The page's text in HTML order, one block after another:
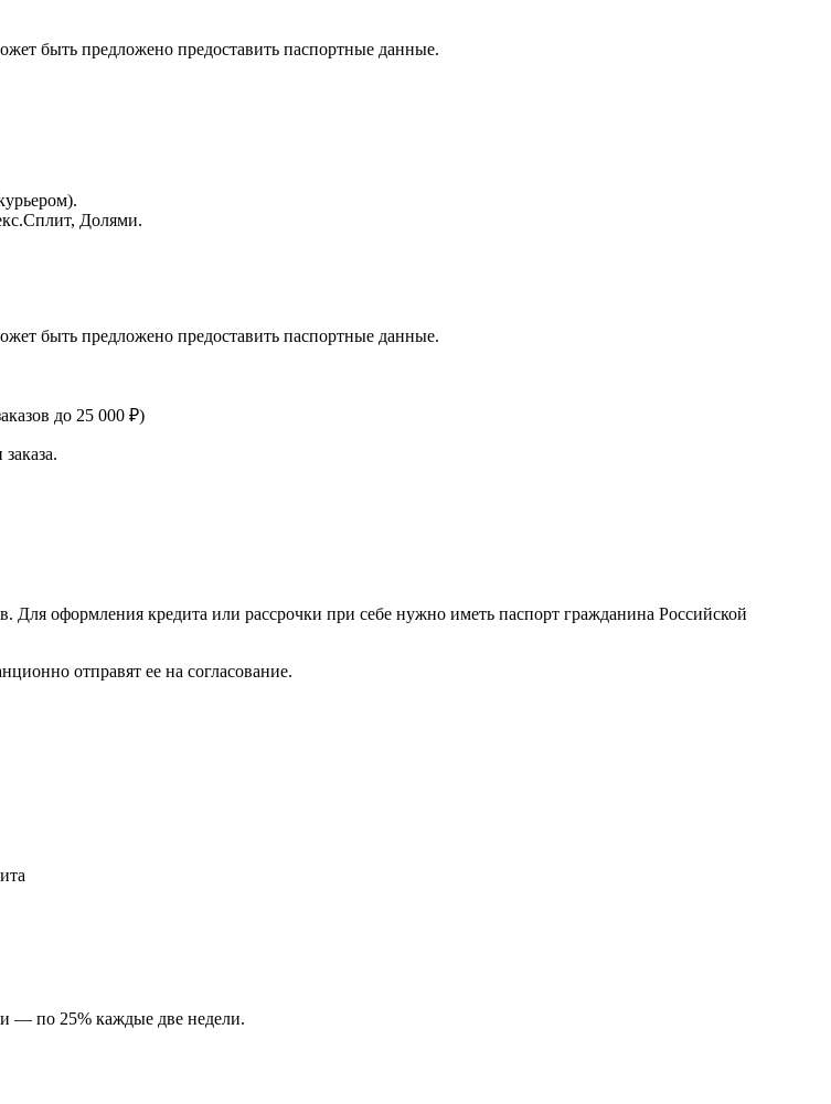
быть предложено предоставить паспортные данные.
Долями.
быть предложено предоставить паспортные данные.
до 25 000 ₽)
оформления кредита или рассрочки при себе нужно иметь паспорт гражданина Российской
отправят ее на согласование.
— по 25% каждые две недели.